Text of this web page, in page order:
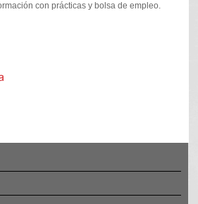
con prácticas y bolsa de empleo.